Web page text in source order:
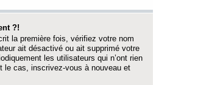
?!
la première fois, vérifiez votre nom
ait désactivé ou ait supprimé votre
les utilisateurs qui n’ont rien
le cas, inscrivez-vous à nouveau et